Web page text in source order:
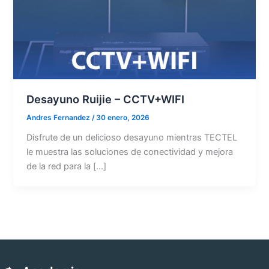
Desayuno Ruijie – CCTV+WIFI
Andres Fernandez /30 enero, 2026
Disfrute de un delicioso desayuno mientras TECTEL
le muestra las soluciones de conectividad y mejora
de la red para la […]